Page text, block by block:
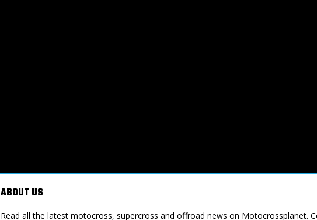
ABOUT US
Read all the latest motocross, supercross and offroad news on Motocrossplanet.